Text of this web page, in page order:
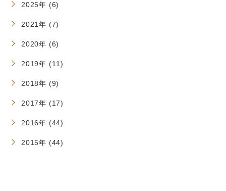
2025年 (6)
2021年 (7)
2020年 (6)
2019年 (11)
2018年 (9)
2017年 (17)
2016年 (44)
2015年 (44)